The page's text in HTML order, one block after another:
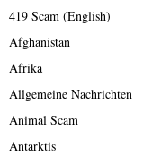
419 Scam (English)
Afghanistan
Afrika
Allgemeine Nachrichten
Animal Scam
Antarktis